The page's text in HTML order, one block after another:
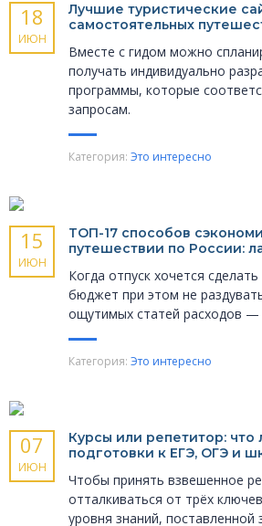
18
ИЮН
Лучшие туристические
самостоятельных
Вместе с гидом можно
получать индивидуально
программы, которые
запросам.
Категория: Это интересно
15
ИЮН
ТОП-17 способов
путешествии по России:
Когда отпуск хочется
бюджет при этом не
ощутимых статей расходов —
Категория: Это интересно
07
ИЮН
Курсы или репетитор:
подготовки к ЕГЭ, ОГЭ и
Чтобы принять взвешенное
отталкиваться от трёх
уровня знаний, поставленной